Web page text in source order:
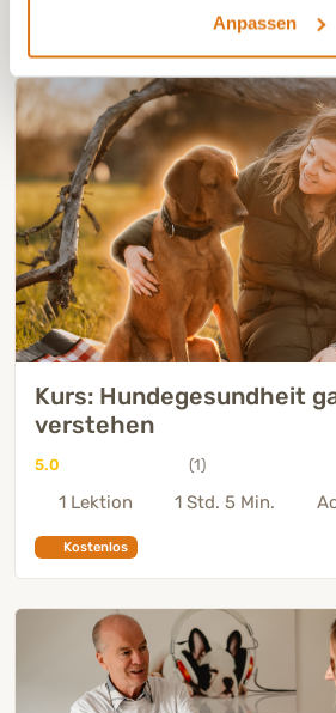
Anpassen
Kurs: Hundegesundheit
verstehen
5.0 (1)
1 Lektion 1 Std. 5 Min.
Kostenlos